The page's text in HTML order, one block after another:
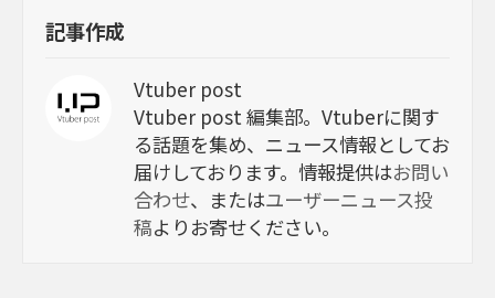
記事作成
Vtuber post
Vtuber post 編集部。Vtuberに関す
る話題を集め、ニュース情報としてお
届けしております。情報提供はお問い
合わせ、またはユーザーニュース投
稿よりお寄せください。